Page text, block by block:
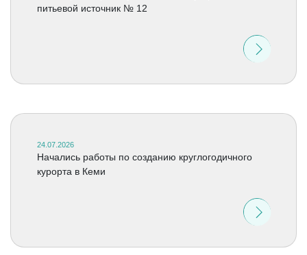
питьевой источник № 12
24.07.2026
Начались работы по созданию круглогодичного
курорта в Кеми